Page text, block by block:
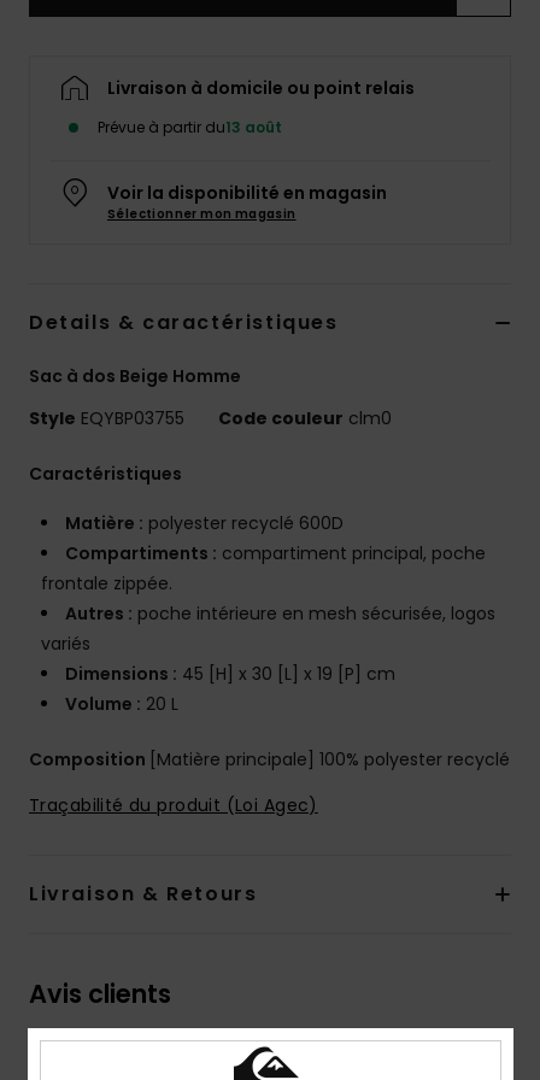
Livraison à domicile ou point relais
Prévue à partir du13 août
Voir la disponibilité en magasin
Sélectionner mon magasin
Details & caractéristiques
Sac à dos Beige Homme
Style EQYBP03755 Code couleur clm0
Caractéristiques
Matière : polyester recyclé 600D
Compartiments : compartiment principal, poche
frontale zippée.
Autres : poche intérieure en mesh sécurisée, logos
variés
Dimensions : 45 [H] x 30 [L] x 19 [P] cm
Volume : 20 L
Composition [Matière principale] 100% polyester recyclé
Traçabilité du produit (Loi Agec)
Livraison & Retours
Avis clients